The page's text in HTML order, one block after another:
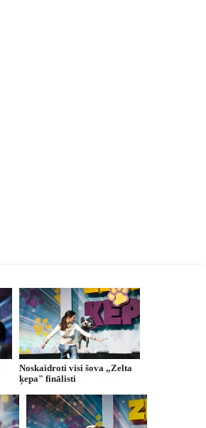
Noskaidroti visi šova „Zelta
ķepa" finālisti